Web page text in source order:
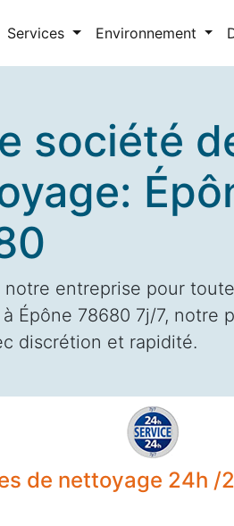
Services Environnement
société
entreprise pour
Épône 78680 7j/7, notre
discrétion et rapidité.
de nettoyage 24h /